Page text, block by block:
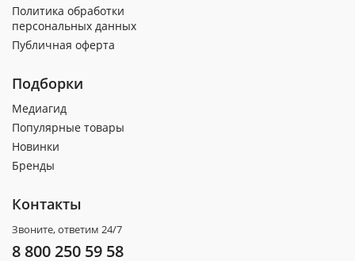
Политика обработки
персональных данных
Публичная оферта
Подборки
Медиагид
Популярные товары
Новинки
Бренды
Контакты
Звоните, ответим 24/7
8 800 250 59 58